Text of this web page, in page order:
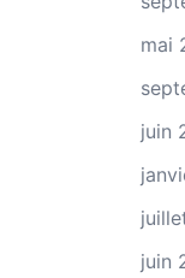
mai
juin
juin